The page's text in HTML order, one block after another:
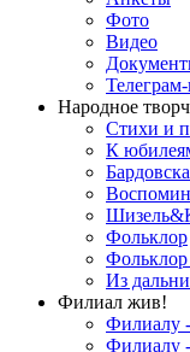
Фото
Видео
Народное
Стихи и
К
Фольклор
Из
Филиал жив!
Филиалу
Филиалу